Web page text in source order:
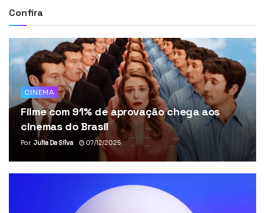
Confira
CINEMA
Filme com 91% de aprovação chega aos
cinemas do Brasil
Por Julia Da Silva 07/12/2025